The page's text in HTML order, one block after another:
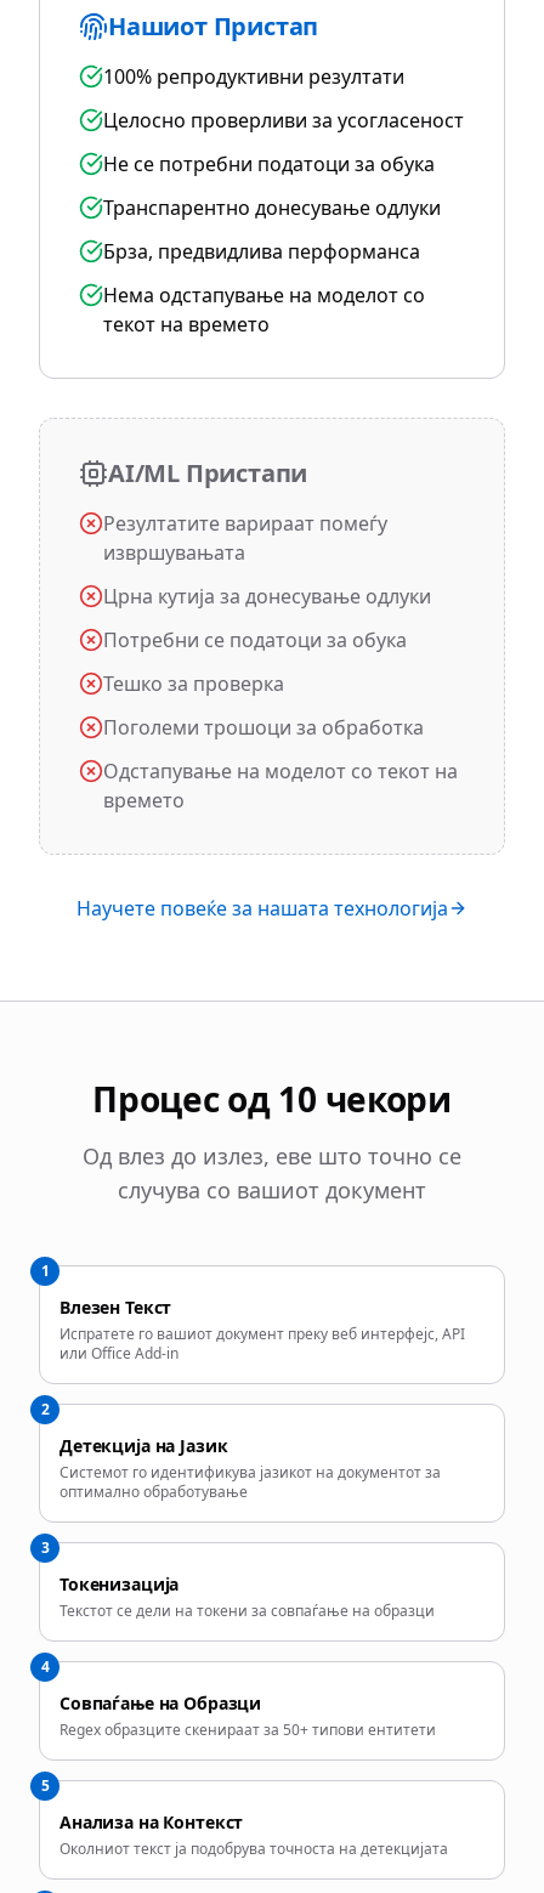
Нашиот Пристап
100% репродуктивни резултати
Целосно проверливи за усогласеност
Не се потребни податоци за обука
Транспарентно донесување одлуки
Брза, предвидлива перформанса
Нема одстапување на моделот со
текот на времето
AI/ML Пристапи
Резултатите варираат помеѓу
извршувањата
Црна кутија за донесување одлуки
Потребни се податоци за обука
Тешко за проверка
Поголеми трошоци за обработка
Одстапување на моделот со текот на
времето
Научете повеќе за нашата технологија
Процес од 10 чекори
Од влез до излез, еве што точно се
случува со вашиот документ
1
Влезен Текст
Испратете го вашиот документ преку веб интерфејс, API
или Office Add-in
2
Детекција на Јазик
Системот го идентификува јазикот на документот за
оптимално обработување
3
Токенизација
Текстот се дели на токени за совпаѓање на образци
4
Совпаѓање на Образци
Regex образците скенираат за 50+ типови ентитети
5
Анализа на Контекст
Околниот текст ја подобрува точноста на детекцијата